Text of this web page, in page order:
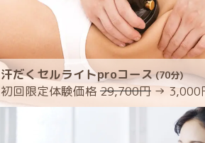
汗だくセルライトproコース (70分)
初回限定体験価格 29,700円 → 3,000